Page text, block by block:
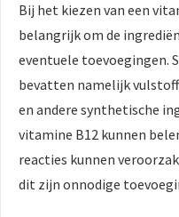
Bij het kiezen van een
belangrijk om de
eventuele toevoegingen.
bevatten namelijk
en andere synthetische
vitamine B12 kunnen
reacties kunnen
dit zijn onnodige